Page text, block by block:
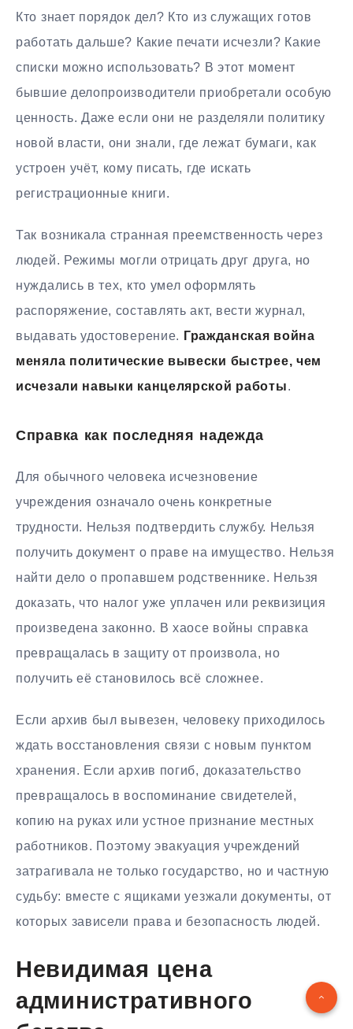
Кто знает порядок дел? Кто из служащих готов
работать дальше? Какие печати исчезли? Какие
списки можно использовать? В этот момент
бывшие делопроизводители приобретали особую
ценность. Даже если они не разделяли политику
новой власти, они знали, где лежат бумаги, как
устроен учёт, кому писать, где искать
регистрационные книги.
Так возникала странная преемственность через
людей. Режимы могли отрицать друг друга, но
нуждались в тех, кто умел оформлять
распоряжение, составлять акт, вести журнал,
выдавать удостоверение. Гражданская война
меняла политические вывески быстрее, чем
исчезали навыки канцелярской работы.
Справка как последняя надежда
Для обычного человека исчезновение
учреждения означало очень конкретные
трудности. Нельзя подтвердить службу. Нельзя
получить документ о праве на имущество. Нельзя
найти дело о пропавшем родственнике. Нельзя
доказать, что налог уже уплачен или реквизиция
произведена законно. В хаосе войны справка
превращалась в защиту от произвола, но
получить её становилось всё сложнее.
Если архив был вывезен, человеку приходилось
ждать восстановления связи с новым пунктом
хранения. Если архив погиб, доказательство
превращалось в воспоминание свидетелей,
копию на руках или устное признание местных
работников. Поэтому эвакуация учреждений
затрагивала не только государство, но и частную
судьбу: вместе с ящиками уезжали документы, от
которых зависели права и безопасность людей.
Невидимая цена
административного